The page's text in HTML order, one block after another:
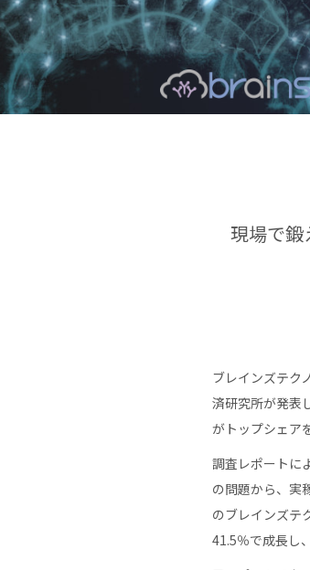
現場で鍛
ブレインズテク
済研究所が発表
がトップシェア
調査レポートに
の問題から、実
のブレインズテ
41.5％で成長し